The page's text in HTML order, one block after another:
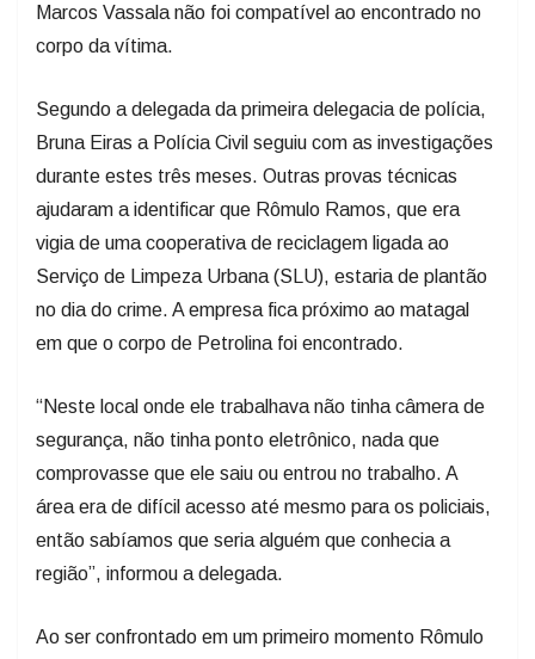
Marcos Vassala não foi compatível ao encontrado no
corpo da vítima.
Segundo a delegada da primeira delegacia de polícia,
Bruna Eiras a Polícia Civil seguiu com as investigações
durante estes três meses. Outras provas técnicas
ajudaram a identificar que Rômulo Ramos, que era
vigia de uma cooperativa de reciclagem ligada ao
Serviço de Limpeza Urbana (SLU), estaria de plantão
no dia do crime. A empresa fica próximo ao matagal
em que o corpo de Petrolina foi encontrado.
“Neste local onde ele trabalhava não tinha câmera de
segurança, não tinha ponto eletrônico, nada que
comprovasse que ele saiu ou entrou no trabalho. A
área era de difícil acesso até mesmo para os policiais,
então sabíamos que seria alguém que conhecia a
região”, informou a delegada.
Ao ser confrontado em um primeiro momento Rômulo